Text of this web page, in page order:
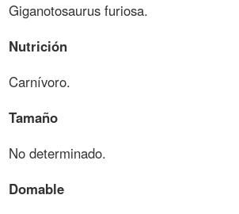
Giganotosaurus furiosa.
Nutrición
Carnívoro.
Tamaño
No determinado.
Domable